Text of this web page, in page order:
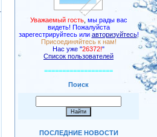
Уважаемый гость, мы рады вас
видеть! Пожалуйста
зарегестрируйтесь или авторизуйтесь!
Присоединяйтесь к нам!
Нас уже "26372!"
Список пользователей
===================
Поиск
ПОСЛЕДНИЕ НОВОСТИ